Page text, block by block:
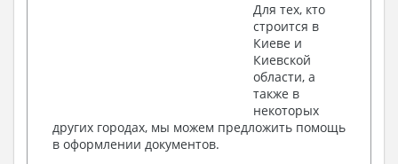
Для тех, кто
строится в
Киеве и
Киевской
области, а
также в
некоторых
других городах, мы можем предложить помощь
в оформлении документов.